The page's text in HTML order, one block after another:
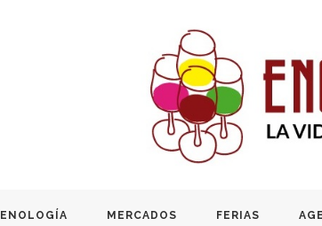
ENOLOGÍA MERCADOS FERIAS